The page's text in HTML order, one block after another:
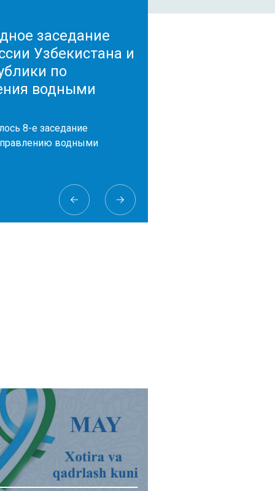
заседание
Узбекистана и
по
водными
8-е заседание
водными